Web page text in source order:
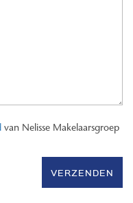
van Nelisse Makelaarsgroep
VERZENDEN